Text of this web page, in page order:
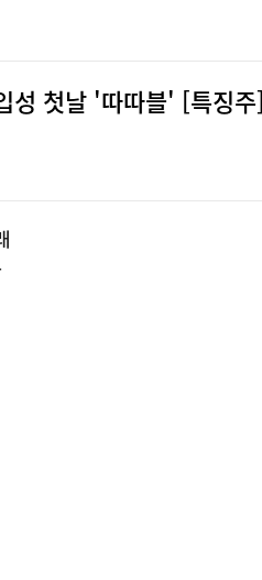
성 첫날 '따따블' [특징주]